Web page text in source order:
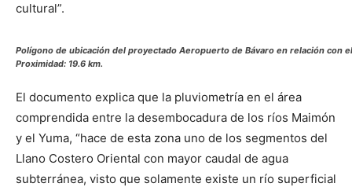
cultural”.
Polígono de ubicación del proyectado Aeropuerto de Bávaro en relación con
Proximidad: 19.6 km.
El documento explica que la pluviometría en el área
comprendida entre la desembocadura de los ríos Maimón
y el Yuma, “hace de esta zona uno de los segmentos del
Llano Costero Oriental con mayor caudal de agua
subterránea, visto que solamente existe un río superficial